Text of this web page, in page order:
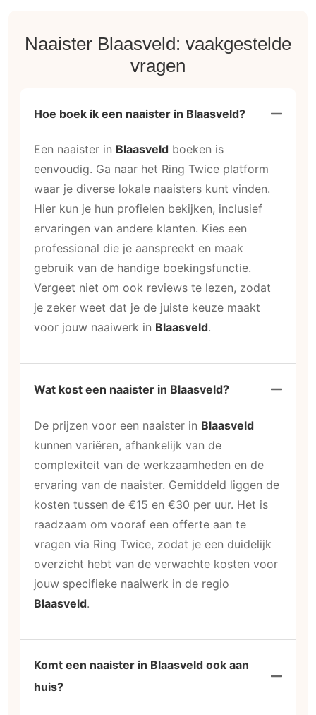
Naaister Blaasveld: vaakgestelde
vragen
Hoe boek ik een naaister in Blaasveld?
Een naaister in Blaasveld boeken is
eenvoudig. Ga naar het Ring Twice platform
waar je diverse lokale naaisters kunt vinden.
Hier kun je hun profielen bekijken, inclusief
ervaringen van andere klanten. Kies een
professional die je aanspreekt en maak
gebruik van de handige boekingsfunctie.
Vergeet niet om ook reviews te lezen, zodat
je zeker weet dat je de juiste keuze maakt
voor jouw naaiwerk in Blaasveld.
Wat kost een naaister in Blaasveld?
De prijzen voor een naaister in Blaasveld
kunnen variëren, afhankelijk van de
complexiteit van de werkzaamheden en de
ervaring van de naaister. Gemiddeld liggen de
kosten tussen de €15 en €30 per uur. Het is
raadzaam om vooraf een offerte aan te
vragen via Ring Twice, zodat je een duidelijk
overzicht hebt van de verwachte kosten voor
jouw specifieke naaiwerk in de regio
Blaasveld.
Komt een naaister in Blaasveld ook aan
huis?